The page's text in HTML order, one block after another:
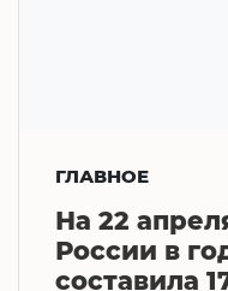
ГЛАВНОЕ
На 22
России в
составила